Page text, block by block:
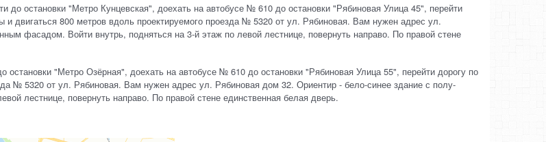
до остановки "Метро Кунцевская", доехать на автобусе № 610 до остановки "Рябиновая Улица 45", перейти
двигаться 800 метров вдоль проектируемого проезда № 5320 от ул. Рябиновая. Вам нужен адрес ул.
фасадом. Войти внутрь, подняться на 3-й этаж по левой лестнице, повернуть направо. По правой стене
остановки "Метро Озёрная", доехать на автобусе № 610 до остановки "Рябиновая Улица 55", перейти дорогу по
№ 5320 от ул. Рябиновая. Вам нужен адрес ул. Рябиновая дом 32. Ориентир - бело-синее здание с полу-
лестнице, повернуть направо. По правой стене единственная белая дверь.